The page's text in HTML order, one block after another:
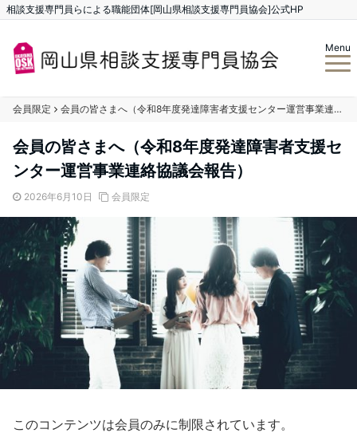
相談支援専門員らによる職能団体[岡山県相談支援専門員協会]公式HP
Menu
会員限定 会員の皆さまへ（令和8年度発達障害者支援センター運営事業連絡協議会報告）
会員の皆さまへ（令和8年度発達障害者支援セ
ンター運営事業連絡協議会報告）
2026年6月10日 会員限定
このコンテンツは会員のみに制限されています。